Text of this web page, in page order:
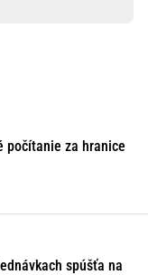
počítanie za hranice
spúšťa na